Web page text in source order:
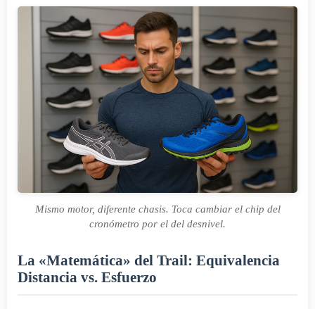
Mismo motor, diferente chasis. Toca cambiar el chip del
cronómetro por el del desnivel.
La «Matemática» del Trail: Equivalencia
Distancia vs. Esfuerzo